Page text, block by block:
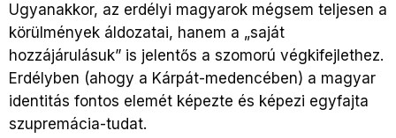
Ugyanakkor, az erdélyi magyarok mégsem teljesen a
körülmények áldozatai, hanem a „saját
hozzájárulásuk” is jelentős a szomorú végkifejlethez.
Erdélyben (ahogy a Kárpát-medencében) a magyar
identitás fontos elemét képezte és képezi egyfajta
szupremácia-tudat.